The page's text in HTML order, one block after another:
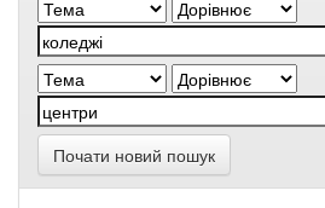
Почати новий пошук